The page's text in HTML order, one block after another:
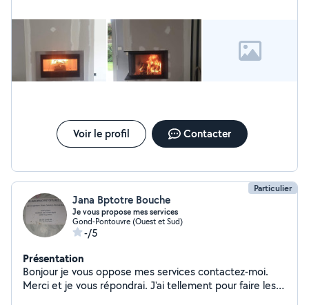
Corp de métier je suis très bricoleur.
Voir le profil Contacter
Particulier
Jana Bptotre Bouche
Je vous propose mes services
Gond-Pontouvre (Ouest et Sud)
-/5
Présentation
Bonjour je vous oppose mes services contactez-moi.
Merci et je vous répondrai. J'ai tellement pour faire les